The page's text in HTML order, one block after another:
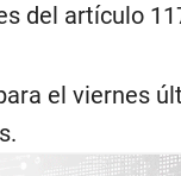
del artículo
el viernes